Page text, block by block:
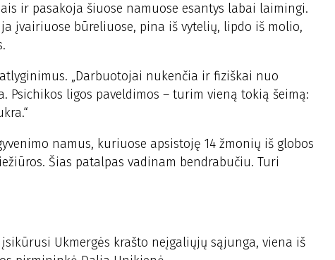
ir pasakoja šiuose namuose esantys labai laimingi.
įvairiuose būreliuose, pina iš vytelių, lipdo iš molio,
„Darbuotojai nukenčia ir fiziškai nuo
ligos paveldimos – turim vieną tokią šeimą:
namus, kuriuose apsistoję 14 žmonių iš globos
Šias patalpas vadinam bendrabučiu. Turi
Ukmergės krašto neįgaliųjų sąjunga, viena iš